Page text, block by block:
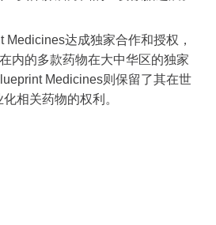
达成独家合作和授权，
内的多款药物在大中华区的独家
Medicines则保留了其在世
相关药物的权利。